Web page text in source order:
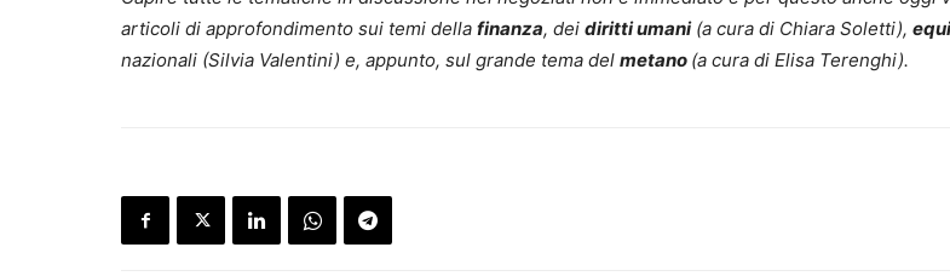
articoli di approfondimento sui temi della finanza, dei diritti umani(a cura di Chiara Soletti),
nazionali (Silvia Valentini) e, appunto, sul grande tema del metano (a cura di Elisa Terenghi).